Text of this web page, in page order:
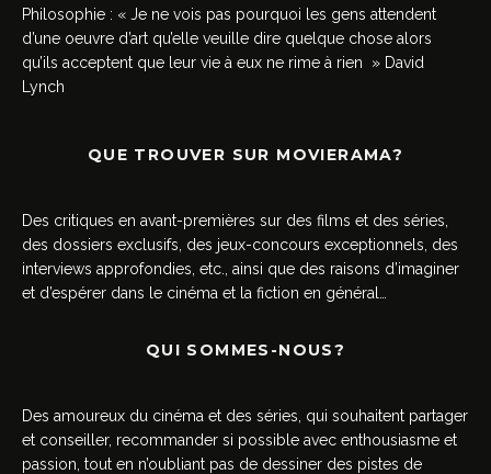
Philosophie : « Je ne vois pas pourquoi les gens attendent
d’une oeuvre d’art qu’elle veuille dire quelque chose alors
qu’ils acceptent que leur vie à eux ne rime à rien » David
Lynch
QUE TROUVER SUR MOVIERAMA?
Des critiques en avant-premières sur des films et des séries,
des dossiers exclusifs, des jeux-concours exceptionnels, des
interviews approfondies, etc., ainsi que des raisons d’imaginer
et d’espérer dans le cinéma et la fiction en général…
QUI SOMMES-NOUS?
Des amoureux du cinéma et des séries, qui souhaitent partager
et conseiller, recommander si possible avec enthousiasme et
passion, tout en n’oubliant pas de dessiner des pistes de